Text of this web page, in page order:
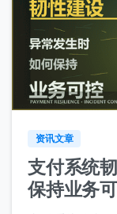
资讯文章
支付系统
保持业务